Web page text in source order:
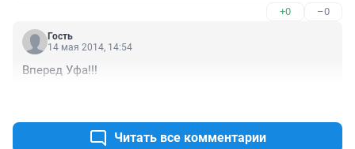
+0 –0
Гость
14 мая 2014, 14:54
Вперед Уфа!!!
Читать все комментарии